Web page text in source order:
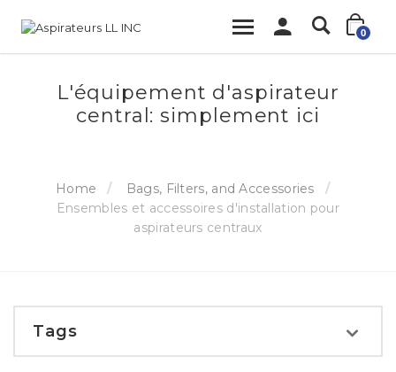
0
L'équipement d'aspirateur
central: simplement ici
Home
Bags, Filters, and Accessories
Ensembles et accessoires d'installation pour
aspirateurs centraux
Tags